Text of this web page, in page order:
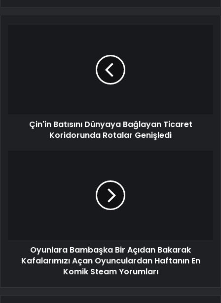
Çin'in Batısını Dünyaya Bağlayan Ticaret
Koridorunda Rotalar Genişledi
Oyunlara Bambaşka Bir Açıdan Bakarak
Kafalarımızı Açan Oyunculardan Haftanın En
Komik Steam Yorumları